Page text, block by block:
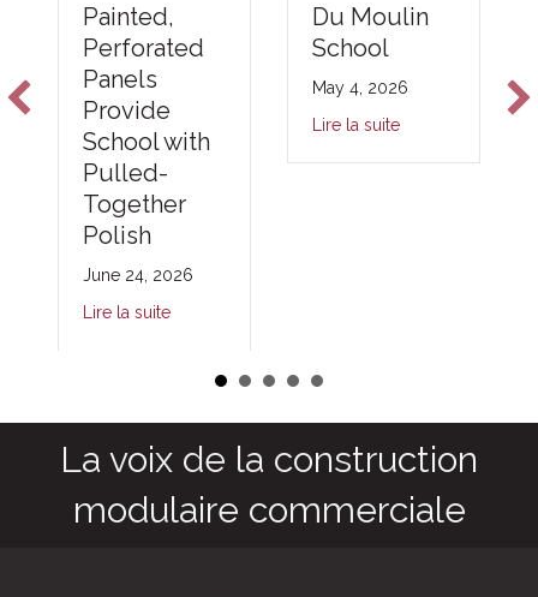
Painted,
Perforated
Panels
Provide
School with
Pulled-
Together
Polish
June 24, 2026
Lire la suite
Du Moulin
School
May 4, 2026
Lire la suite
La voix de la construction
modulaire commerciale